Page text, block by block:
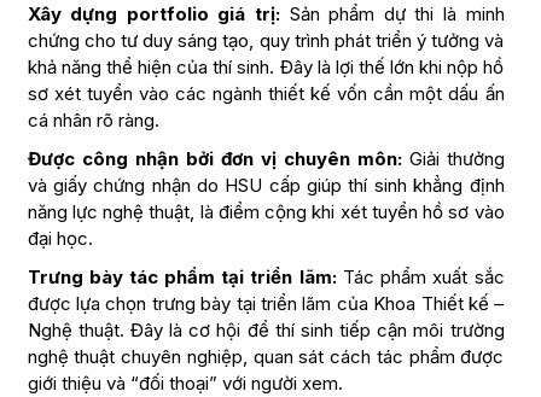
Xây dựng portfolio giá trị:Sản phẩm dự thi là minh
chứng cho tư duy sáng tạo, quy trình phát triển ý tưởng và
khả năng thể hiện của thí sinh. Đây là lợi thế lớn khi nộp hồ
sơ xét tuyển vào các ngành thiết kế vốn cần một dấu ấn
cá nhân rõ ràng.
Được công nhận bởi đơn vị chuyên môn: Giải thưởng
và giấy chứng nhận do HSU cấp giúp thí sinh khẳng định
năng lực nghệ thuật, là điểm cộng khi xét tuyển hồ sơ vào
đại học.
Trưng bày tác phẩm tại triển lãm: Tác phẩm xuất sắc
được lựa chọn trưng bày tại triển lãm của Khoa Thiết kế –
Nghệ thuật. Đây là cơ hội để thí sinh tiếp cận môi trường
nghệ thuật chuyên nghiệp, quan sát cách tác phẩm được
giới thiệu và “đối thoại” với người xem.